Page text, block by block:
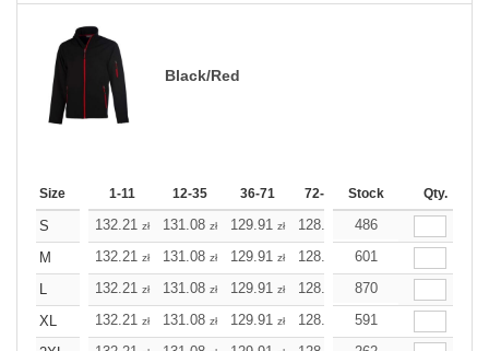
Black/Red
Size 1-11 12-35 36-71 72-143 144-287 288 +
Stock Qty.
S 132.21 zł 131.08 zł 129.91 zł 128.78 127.61
486
M
132.21 zł 131.08 zł 129.91 zł 128.78 127.61
601
L
132.21 zł 131.08 zł 129.91 zł 128.78 127.61
870
XL
132.21 zł 131.08 zł 129.91 zł 128.78 127.61
591